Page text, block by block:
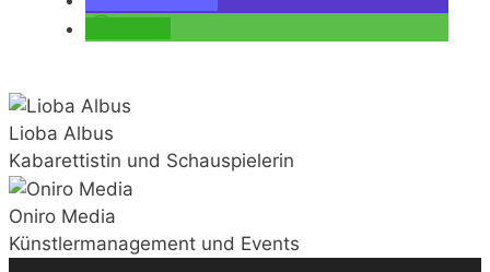
Lioba Albus
Kabarettistin und Schauspielerin
Oniro Media
Künstlermanagement und Events